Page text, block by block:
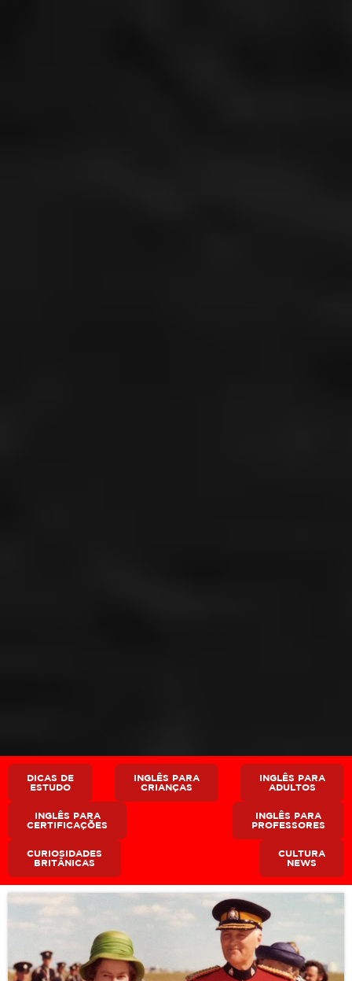
DICAS DE
ESTUDO
INGLÊS PARA
CRIANÇAS
INGLÊS PARA
ADULTOS
INGLÊS PARA
CERTIFICAÇÕES
INGLÊS PARA
PROFESSORES
CURIOSIDADES
BRITÂNICAS
CULTURA
NEWS